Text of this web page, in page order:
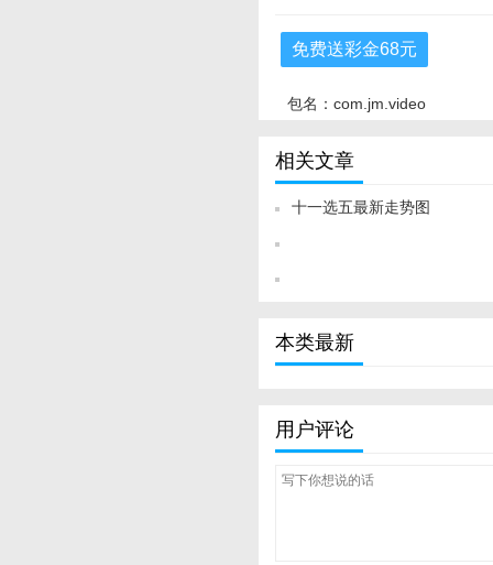
免费送彩金68元
包名：com.jm.video
相关文章
十一选五最新走势图
本类最新
用户评论